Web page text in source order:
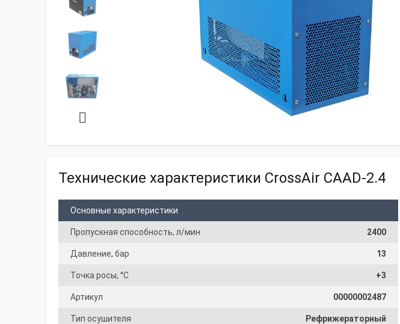
Технические характеристики CrossAir CAAD-2.4
Основные характеристики
Пропускная способность, л/мин 2400
Давление, бар 13
Точка росы, °C +3
Артикул 00000002487
Тип осушителя Рефрижераторный